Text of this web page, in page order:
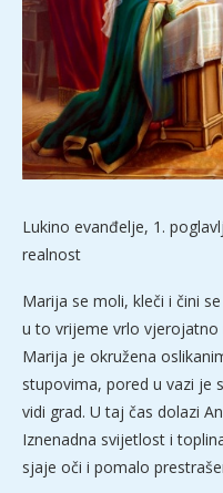
Lukino evanđelje, 1.
realnost
Marija se moli, kleči i čini
u to vrijeme vrlo
Marija je okružena
stupovima, pored u vazi je
vidi grad. U taj čas dolazi
Iznenadna svijetlost i
sjaje oči i pomalo